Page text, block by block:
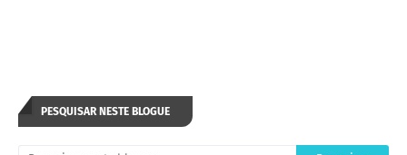
PESQUISAR NESTE BLOGUE